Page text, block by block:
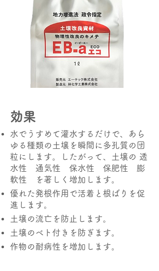
​効果
水でうすめて灌水するだけで、あら
ゆる種類の土壌を瞬間に多孔質の団
粒にします。したがって、土壌の 透
水性 通気性 保水性 保肥性 膨
軟性 を著しく増加します。
優れた発根作用で活着と根ばりを促
進します。
土壌の流亡を防止します。
土壌のベト付きを防ぎます。
作物の耐病性を増加します。